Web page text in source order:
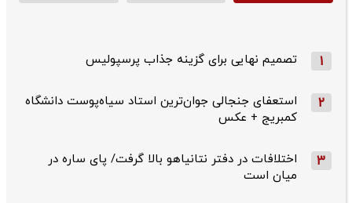
1 تصمیم نهایی برای گزینه جذاب پرسپولیس
2
استعفای جنجالی جوان‌ترین استاد سیاه‌پوست دانشگاه
کمبریج + عکس
3
اختلافات در دفتر نتانیاهو بالا گرفت/ پای ساره در
میان است